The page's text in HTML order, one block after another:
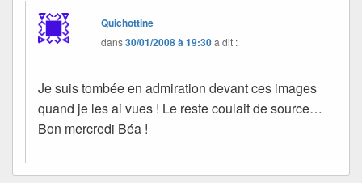
Quichottine
dans30/01/2008 à 19:30a dit :
Je suis tombée en admiration devant ces images
quand je les ai vues ! Le reste coulait de source…
Bon mercredi Béa !